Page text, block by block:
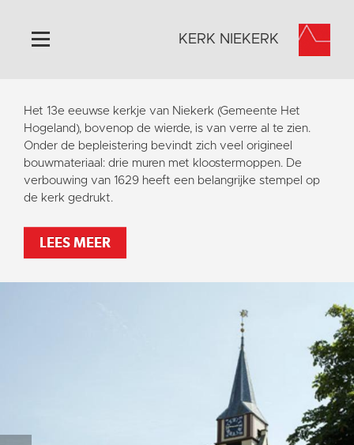
Home
Algemeen
Historie
Omgeving
Activiteiten
Steun ons
Contact
Vaktaal
KERK NIEKERK
Het 13e eeuwse kerkje van Niekerk (Gemeente Het
Hogeland), bovenop de wierde, is van verre al te zien.
Onder de bepleistering bevindt zich veel origineel
bouwmateriaal: drie muren met kloostermoppen. De
verbouwing van 1629 heeft een belangrijke stempel op
de kerk gedrukt.
LEES MEER